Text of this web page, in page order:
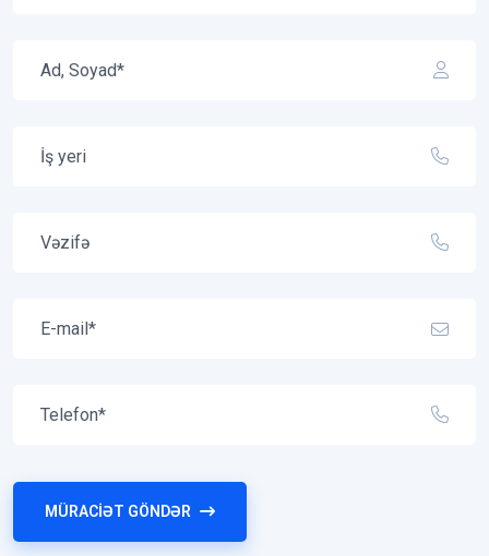
MÜRACIƏT GÖNDƏR